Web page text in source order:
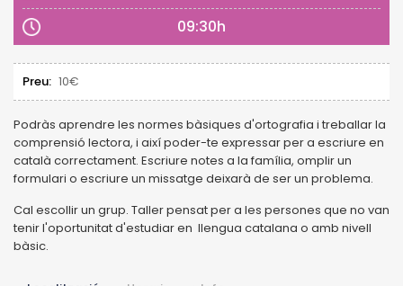
09:30h
Preu: 10€
Podràs aprendre les normes bàsiques d'ortografia i treballar la
comprensió lectora, i així poder-te expressar per a escriure en
català correctament. Escriure notes a la família, omplir un
formulari o escriure un missatge deixarà de ser un problema.
Cal escollir un grup. Taller pensat per a les persones que no van
tenir l'oportunitat d'estudiar en llengua catalana o amb nivell
bàsic.